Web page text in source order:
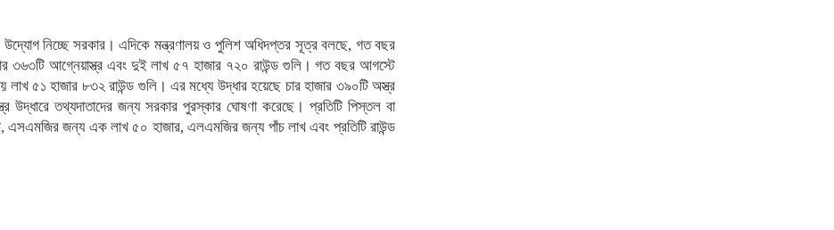
উদ্যোগ নিচ্ছে সরকার। এদিকে মন্ত্রণালয় ও পুলিশ অধিদপ্তর সূত্র বলছে, গত বছর
৩৬৩টি আগ্নেয়াস্ত্র এবং দুই লাখ ৫৭ হাজার ৭২০ রাউন্ড গুলি। গত বছর আগস্টে
লাখ ৫১ হাজার ৮৩২ রাউন্ড গুলি। এর মধ্যে উদ্ধার হয়েছে চার হাজার ৩৯০টি অস্ত্র
তথ্যদাতাদের জন্য সরকার পুরস্কার ঘোষণা করেছে। প্রতিটি পিস্তল বা
এসএমজির জন্য এক লাখ ৫০ হাজার, এলএমজির জন্য পাঁচ লাখ এবং প্রতিটি রাউন্ড